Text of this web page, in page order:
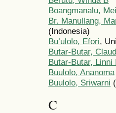
Boangmanalu,
Br. Manullang,
(Indonesia)
Bu’ulolo, Efori,
Butar-Butar,
Butar-Butar, Linni
Buulolo, Ananoma
Buulolo, Sriwarni
C